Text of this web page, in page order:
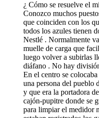
¿ Cómo se resuelve el
Conozco muchos
que coinciden con los
todos los azules tienen
Nestlé . Normalmente
muelle de carga que
luego volver a subirlas
diáfano . No hay
En el centro se
una persona del pueblo
y que era la portadora
cajón-pupitre donde se
para limpiar el medidor